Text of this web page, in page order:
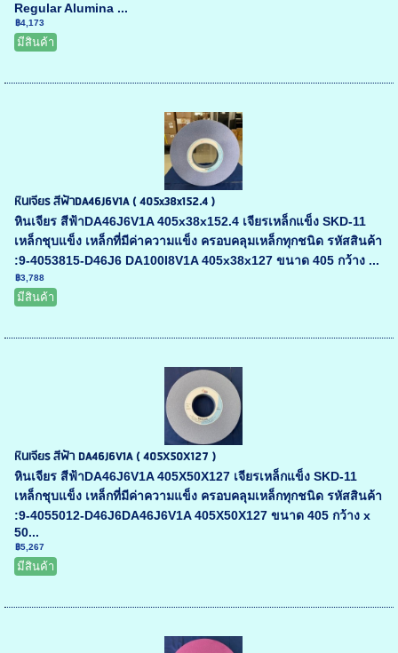
Regular Alumina ...
฿4,173
มีสินค้า
หินเจียร สีฟ้าDA46J6V1A ( 405x38x152.4 )
หินเจียร สีฟ้าDA46J6V1A 405x38x152.4 เจียรเหล็กแข็ง SKD-11
เหล็กชุบแข็ง เหล็กที่มีค่าความแข็ง ครอบคลุมเหล็กทุกชนิด รหัสสินค้า
:9-4053815-D46J6 DA100I8V1A 405x38x127 ขนาด 405 กว้าง ...
฿3,788
มีสินค้า
หินเจียร สีฟ้า DA46J6V1A ( 405X50X127 )
หินเจียร สีฟ้าDA46J6V1A 405X50X127 เจียรเหล็กแข็ง SKD-11
เหล็กชุบแข็ง เหล็กที่มีค่าความแข็ง ครอบคลุมเหล็กทุกชนิด รหัสสินค้า
:9-4055012-D46J6DA46J6V1A 405X50X127 ขนาด 405 กว้าง x
50...
฿5,267
มีสินค้า